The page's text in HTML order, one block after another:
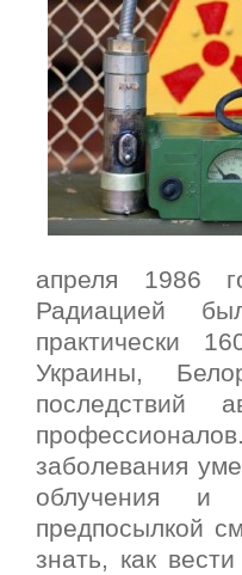
апреля 1986
Радиацией
практически
Украины,
последствий
заболевания
облучения и
предпосылкой
знать, как